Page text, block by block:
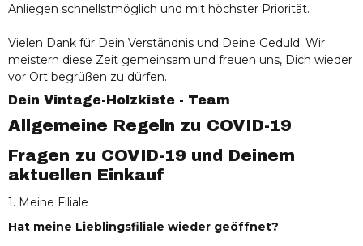
Anliegen schnellstmöglich und mit höchster Priorität.
Vielen Dank für Dein Verständnis und Deine Geduld. Wir
meistern diese Zeit gemeinsam und freuen uns, Dich wieder
vor Ort begrüßen zu dürfen.
Dein Vintage-Holzkiste - Team
Allgemeine Regeln zu COVID-19
Fragen zu COVID-19 und Deinem
aktuellen Einkauf
1. Meine Filiale
Hat meine Lieblingsfiliale wieder geöffnet?